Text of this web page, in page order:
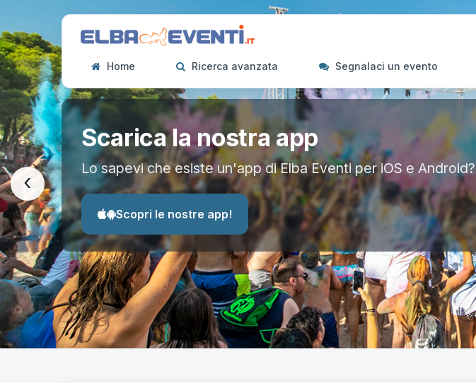
Home Ricerca avanzata Segnalaci un evento
Scarica la nostra app
Lo sapevi che esiste un'app di Elba Eventi per iOS e Android?
Scopri le nostre app!
‹